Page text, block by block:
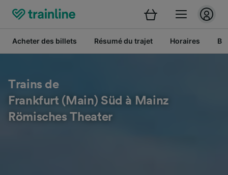
Acheter des billets Résumé du trajet Horaires
Trains de
Frankfurt (Main) Süd à Mainz
Römisches Theater